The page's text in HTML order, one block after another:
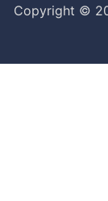
Copyright ©